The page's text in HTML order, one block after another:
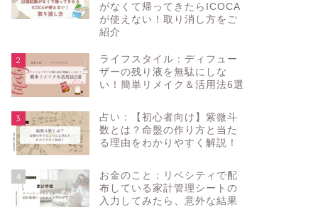
がなくて帰ってきたらICOCA
が使えない！取り消し方をご
紹介
2
ライフスタイル：ディフュー
ザーの残り液を無駄にしな
い！簡単リメイク＆活用法6選
3
占い：【初心者向け】紫微斗
数とは？命盤の作り方と当た
る理由をわかりやすく解説！
4
お金のこと：リベシティで配
布している家計管理シートの
入力してみたら、意外な結果